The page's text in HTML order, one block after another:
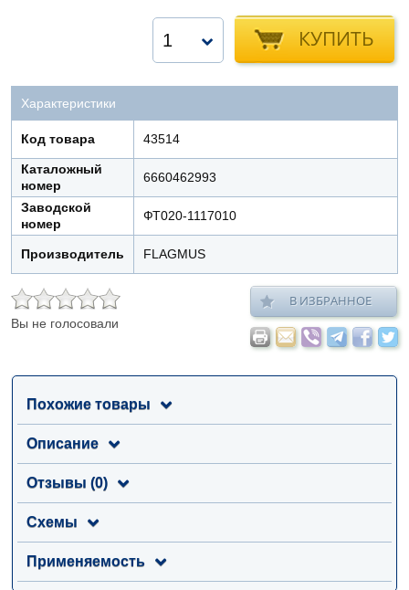
КУПИТЬ
1
Характеристики
Код товара 43514
Каталожный
номер
6660462993
Заводской
номер
ФТ020-1117010
Производитель FLAGMUS
Вы не голосовали
В ИЗБРАННОЕ
Похожие товары
Описание
Отзывы (0)
Схемы
Применяемость